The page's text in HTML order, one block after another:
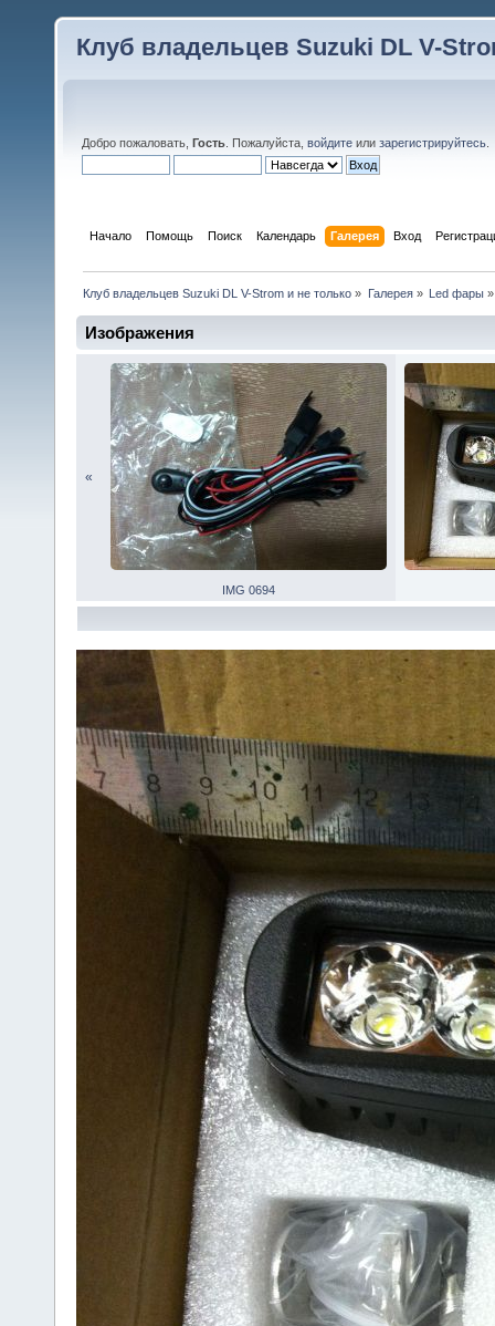
Клуб владельцев Suzuki DL V-
Добро пожаловать, Гость . Пожалуйста, войдите или зарегистрируйтесь
Начало Помощь Поиск Календарь Галерея Вход
Клуб владельцев Suzuki DL V-Strom и не только » Галерея» Led фары»
Изображения
«
IMG 0694